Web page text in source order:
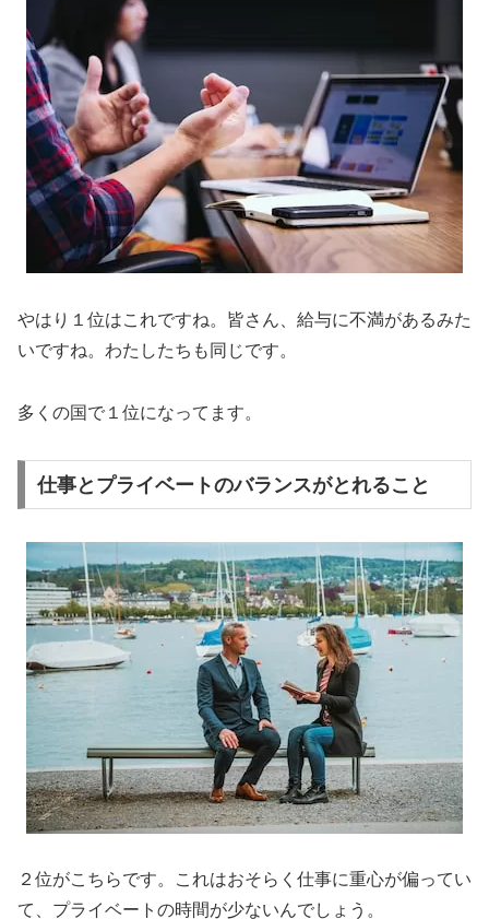
やはり１位はこれですね。皆さん、給与に不満があるみた
いですね。わたしたちも同じです。
多くの国で１位になってます。
仕事とプライベートのバランスがとれること
２位がこちらです。これはおそらく仕事に重心が偏ってい
て、プライベートの時間が少ないんでしょう。